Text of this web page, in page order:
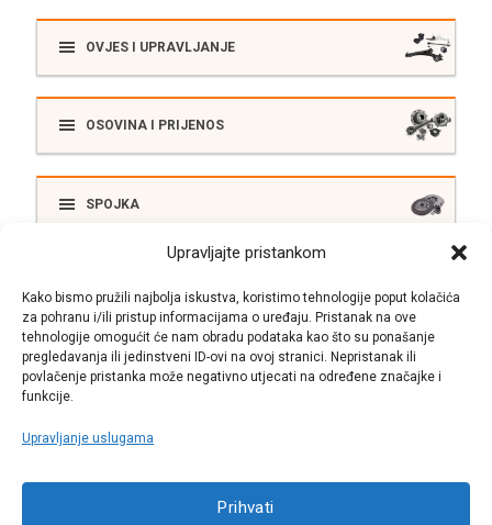
Upravljajte pristankom
Kako bismo pružili najbolja iskustva, koristimo tehnologije poput kolačića
za pohranu i/ili pristup informacijama o uređaju. Pristanak na ove
tehnologije omogućit će nam obradu podataka kao što su ponašanje
pregledavanja ili jedinstveni ID-ovi na ovoj stranici. Nepristanak ili
povlačenje pristanka može negativno utjecati na određene značajke i
funkcije.
Upravljanje uslugama
Prihvati
OVJES I UPRAVLJANJE
OSOVINA I PRIJENOS
SPOJKA
SUSTAV ISPUŠNIH PLINOVA
Call centar
+38513030300